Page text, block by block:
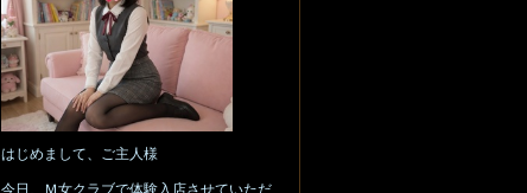
はじめまして、ご主人様
今日、Ｍ女クラブで体験入店させていただ